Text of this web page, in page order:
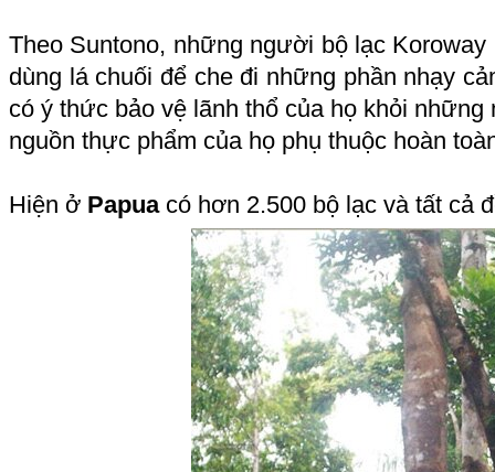
Theo Suntono, những người bộ lạc
dùng lá chuối để che đi những phần nhạy
có ý thức bảo vệ lãnh thổ của họ khỏi
nguồn thực phẩm của họ phụ thuộc hoàn
Hiện ở Papuacó hơn 2.500 bộ lạc và tất cả